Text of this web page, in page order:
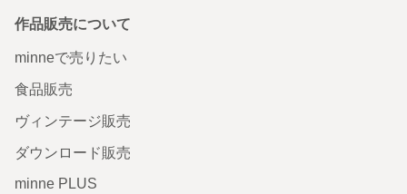
作品販売について
minneで売りたい
食品販売
ヴィンテージ販売
ダウンロード販売
minne PLUS